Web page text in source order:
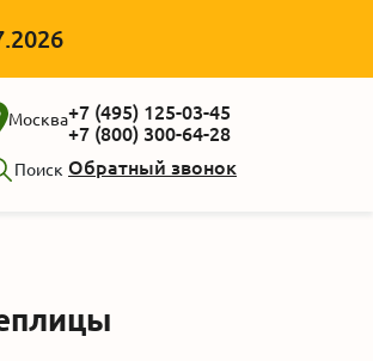
Москва
Поиск
+7 (495) 125-03-45
+7 (800) 300-64-28
Обратный звонок